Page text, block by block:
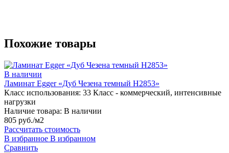
Похожие товары
В наличии
Ламинат Egger «Дуб Чезена темный H2853»
Класс использования: 33 Класс - коммерческий, интенсивные
нагрузки
Наличие товара: В наличии
805 руб./м2
Рассчитать стоимость
В избранное В избранном
Сравнить